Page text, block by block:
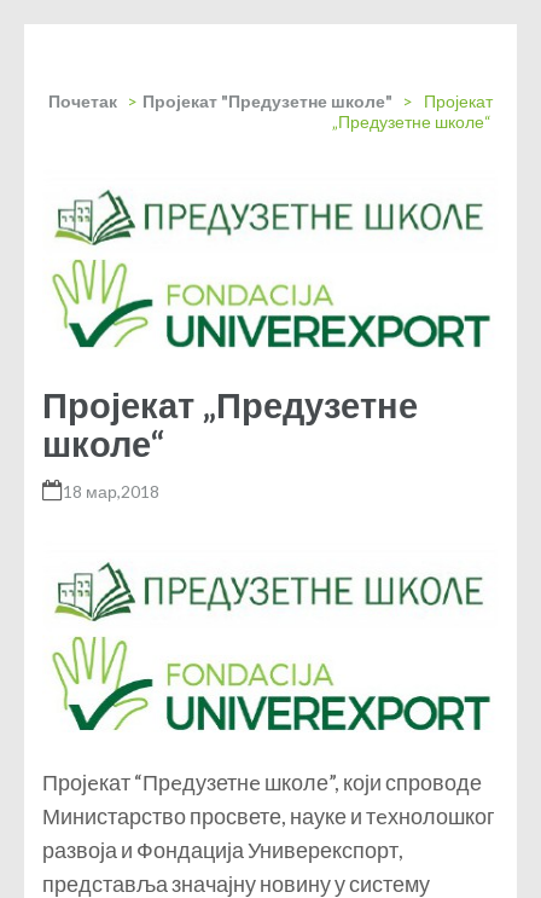
Почетак > Пројекат "Предузетне школе" >
Пројекат
„Предузетне школе“
Пројекат „Предузетне
школе“
18 мар,2018
Пројeкат “Прeдузетнe школе”, који спроводе
Министарство просвете, науке и тeхнолошког
развоја и Фондација Универекспорт,
представља значајну новину у систему